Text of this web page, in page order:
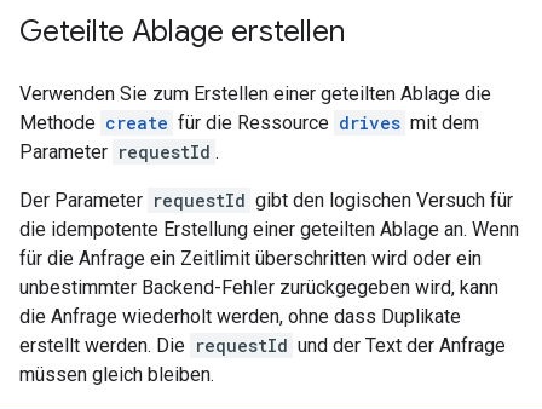
Geteilte Ablage erstellen
Verwenden Sie zum Erstellen einer geteilten Ablage die
Methode create für die Ressource drives mit dem
Parameter requestId .
Der Parameter requestId gibt den logischen Versuch für
die idempotente Erstellung einer geteilten Ablage an. Wenn
für die Anfrage ein Zeitlimit überschritten wird oder ein
unbestimmter Backend-Fehler zurückgegeben wird, kann
die Anfrage wiederholt werden, ohne dass Duplikate
erstellt werden. Die requestId und der Text der Anfrage
müssen gleich bleiben.